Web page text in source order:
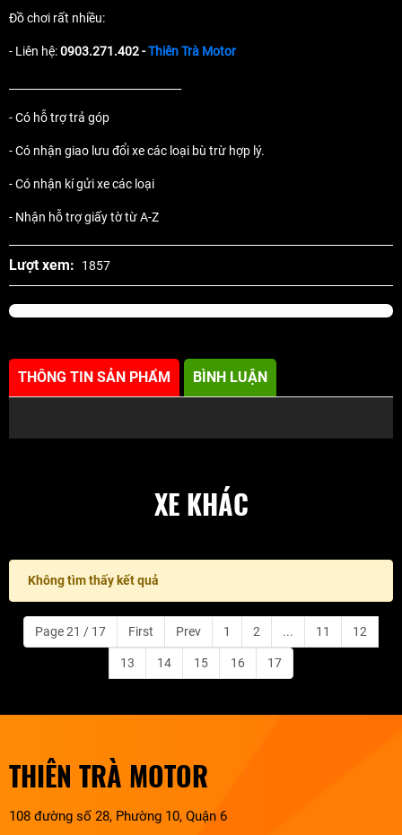
Đồ chơi rất nhiều:
- Liên hệ:0903.271.402 -Thiên Trà Motor
- Có hỗ trợ trả góp
- Có nhận giao lưu đổi xe các loại bù trừ hợp lý.
- Có nhận kí gửi xe các loại
- Nhận hỗ trợ giấy tờ từ A-Z
Lượt xem: 1857
THÔNG TIN SẢN PHẨM BÌNH LUẬN
XE KHÁC
Không tìm thấy kết quả
Page 21 / 17 First Prev 1 2 ... 11 12
13 14 15 16 17
THIÊN TRÀ MOTOR
108 đường số 28, Phường 10, Quận 6